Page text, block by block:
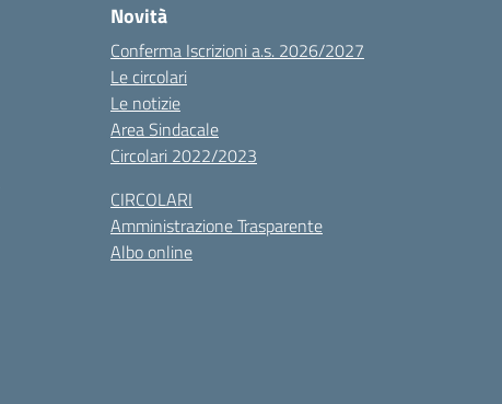
Novità
Conferma Iscrizioni a.s. 2026/2027
Le circolari
Le notizie
Area Sindacale
Circolari 2022/2023
CIRCOLARI
Amministrazione Trasparente
Albo online